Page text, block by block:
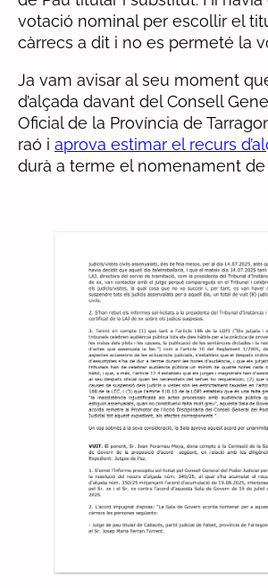
votació nominal per escollir el
càrrecs a dit i no es permeté la
Ja vam avisar al seu moment
d’alçada davant del Consell
Oficial de la Província de
raó i aprova estimar el recurs
durà a terme el nomenament